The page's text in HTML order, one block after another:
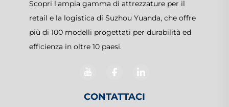
Scopri l'ampia gamma di attrezzature per il
retail e la logistica di Suzhou Yuanda, che offre
più di 100 modelli progettati per durabilità ed
efficienza in oltre 10 paesi.
CONTATTACI